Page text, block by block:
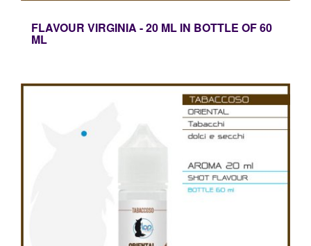
FLAVOUR VIRGINIA - 20 ML IN BOTTLE OF 60
ML